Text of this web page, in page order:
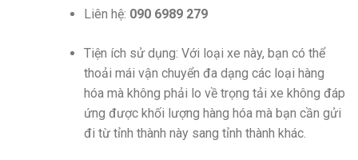
Liên hệ: 090 6989 279
Tiện ích sử dụng: Với loại xe này, bạn có thể
thoải mái vận chuyển đa dạng các loại hàng
hóa mà không phải lo về trọng tải xe không đáp
ứng được khối lượng hàng hóa mà bạn cần gửi
đi từ tỉnh thành này sang tỉnh thành khác.